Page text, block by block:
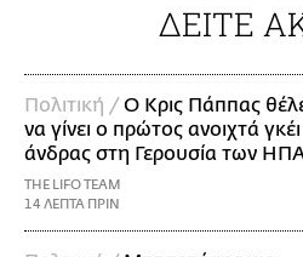
ΔΕΙΤΕ
Πολιτική / Ο Κρις Πάππας
να γίνει ο πρώτος ανοιχτά γκέι
άνδρας στη Γερουσία των
THE LIFO TEAM
14 ΛΕΠΤΑ ΠΡΙΝ